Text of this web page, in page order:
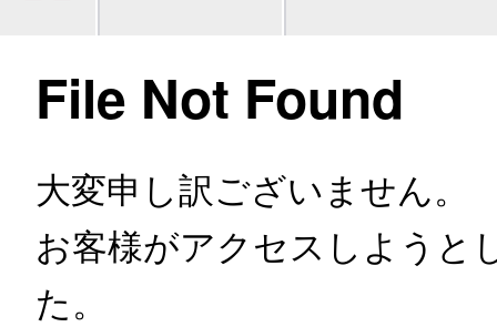
File Not Found
大変申し訳ございません。
お客様がアクセスしようと
た。